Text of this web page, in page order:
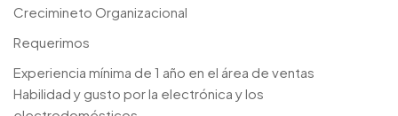
Crecimineto Organizacional
Requerimos
Experiencia mínima de 1 año en el área de ventas
Habilidad y gusto por la electrónica y los